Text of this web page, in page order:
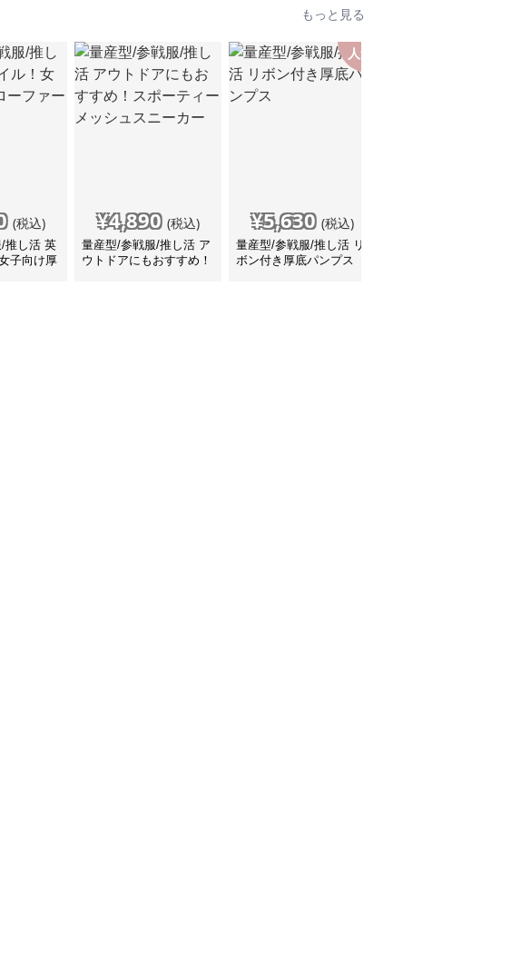
もっと見る
(税込)
推し活 英
子向け厚
¥4,890 (税込)
量産型/参戦服/推し活 ア
ウトドアにもおすすめ！
人気
¥5,630 (税込)
量産型/参戦服/推し活 リ
ボン付き厚底パンプス